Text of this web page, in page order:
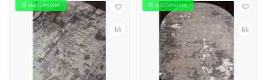
В наличии. В наличии.